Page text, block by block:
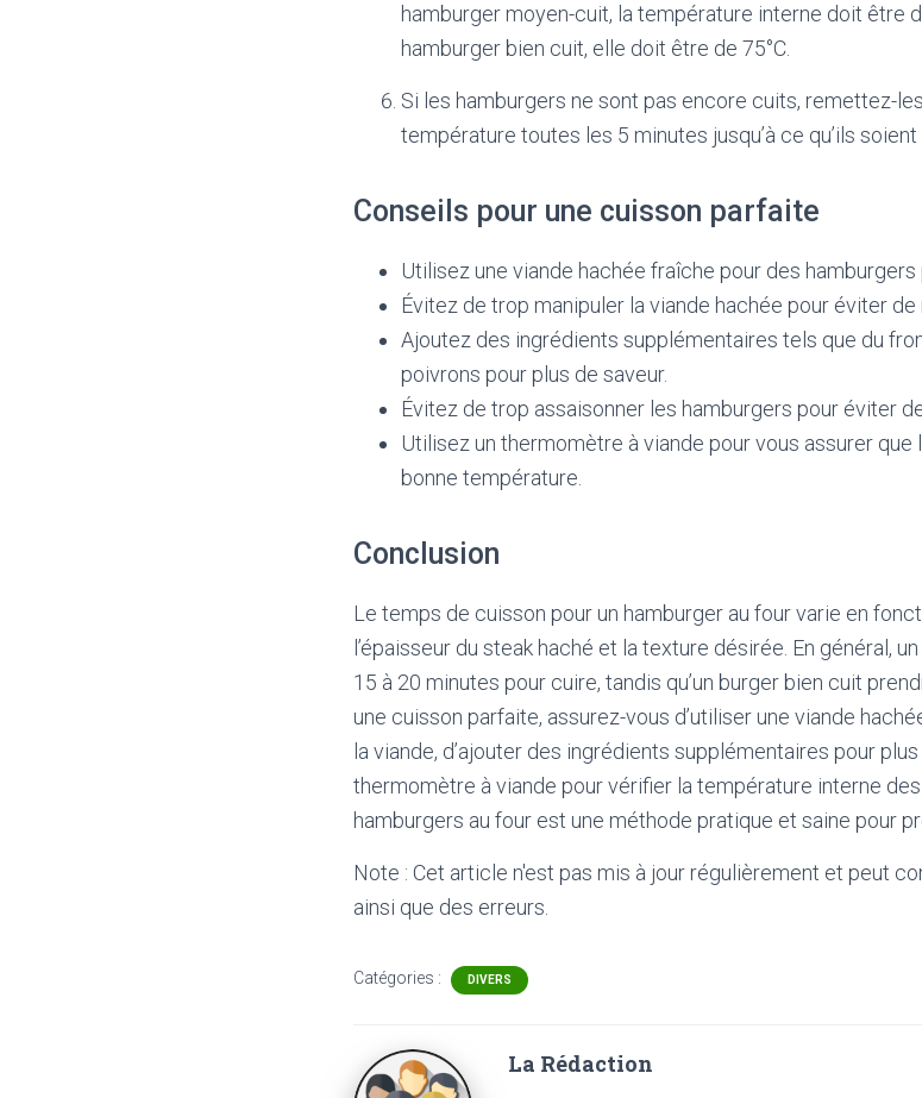
hamburger moyen-cuit, la température interne doit être
hamburger bien cuit, elle doit être de 75°C.
Si les hamburgers ne sont pas encore cuits, remettez-
température toutes les 5 minutes jusqu’à ce qu’ils
Conseils pour une cuisson parfaite
Utilisez une viande hachée fraîche pour des hamburgers
Évitez de trop manipuler la viande hachée pour éviter
Ajoutez des ingrédients supplémentaires tels que du
poivrons pour plus de saveur.
Évitez de trop assaisonner les hamburgers pour éviter
Utilisez un thermomètre à viande pour vous assurer
bonne température.
Conclusion
Le temps de cuisson pour un hamburger au four varie en
l’épaisseur du steak haché et la texture désirée. En général,
15 à 20 minutes pour cuire, tandis qu’un burger bien cuit
une cuisson parfaite, assurez-vous d’utiliser une viande
la viande, d’ajouter des ingrédients supplémentaires pour
thermomètre à viande pour vérifier la température interne
hamburgers au four est une méthode pratique et saine pour
Note : Cet article n'est pas mis à jour régulièrement et peut
ainsi que des erreurs.
Catégories : DIVERS
La Rédaction